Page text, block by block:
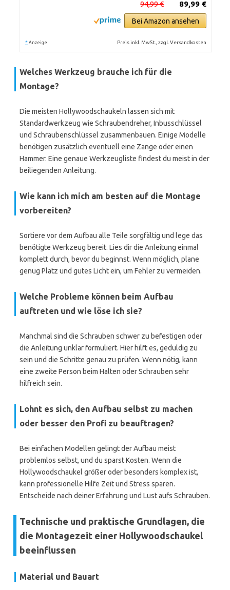
89,99 €
94,99 €
Bei Amazon ansehen
* Anzeige Preis inkl. MwSt., zzgl. Versandkosten
Welches Werkzeug brauche ich für die
Montage?
Die meisten Hollywoodschaukeln lassen sich mit
Standardwerkzeug wie Schraubendreher, Inbusschlüssel
und Schraubenschlüssel zusammenbauen. Einige Modelle
benötigen zusätzlich eventuell eine Zange oder einen
Hammer. Eine genaue Werkzeugliste findest du meist in der
beiliegenden Anleitung.
Wie kann ich mich am besten auf die Montage
vorbereiten?
Sortiere vor dem Aufbau alle Teile sorgfältig und lege das
benötigte Werkzeug bereit. Lies dir die Anleitung einmal
komplett durch, bevor du beginnst. Wenn möglich, plane
genug Platz und gutes Licht ein, um Fehler zu vermeiden.
Welche Probleme können beim Aufbau
auftreten und wie löse ich sie?
Manchmal sind die Schrauben schwer zu befestigen oder
die Anleitung unklar formuliert. Hier hilft es, geduldig zu
sein und die Schritte genau zu prüfen. Wenn nötig, kann
eine zweite Person beim Halten oder Schrauben sehr
hilfreich sein.
Lohnt es sich, den Aufbau selbst zu machen
oder besser den Profi zu beauftragen?
Bei einfachen Modellen gelingt der Aufbau meist
problemlos selbst, und du sparst Kosten. Wenn die
Hollywoodschaukel größer oder besonders komplex ist,
kann professionelle Hilfe Zeit und Stress sparen.
Entscheide nach deiner Erfahrung und Lust aufs Schrauben.
Technische und praktische Grundlagen, die
die Montagezeit einer Hollywoodschaukel
beeinflussen
Material und Bauart